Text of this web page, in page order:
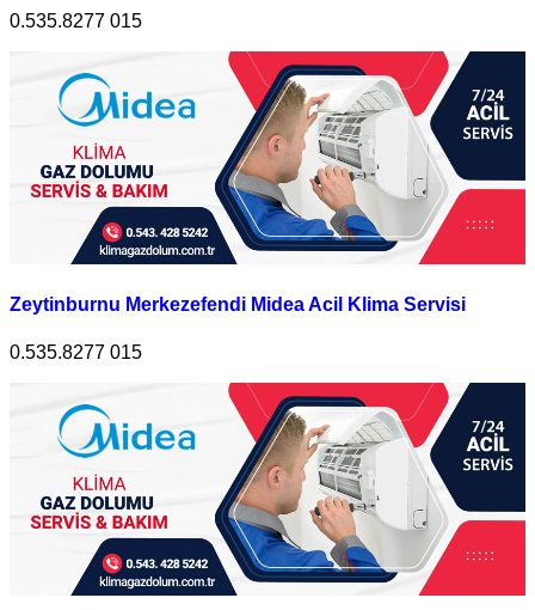
0.535.8277 015
Zeytinburnu Merkezefendi Midea Acil Klima Servisi
0.535.8277 015